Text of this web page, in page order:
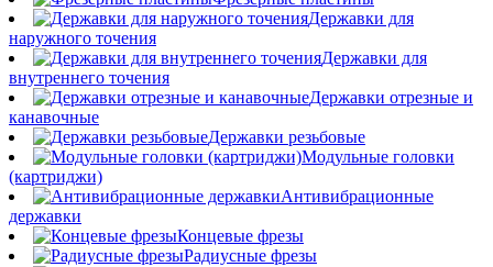
Державки для
наружного точения
Державки для
внутреннего точения
Державки отрезные и
канавочные
Державки резьбовые
Модульные головки
(картриджи)
Антивибрационные
державки
Концевые фрезы
Радиусные фрезы